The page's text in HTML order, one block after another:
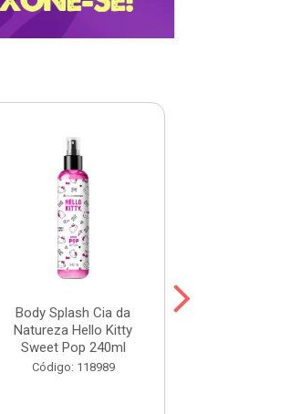
Body Splash Cia da
Natureza Hello Kitty
Sweet Pop 240ml
Código: 118989